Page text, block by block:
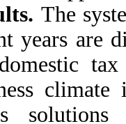
The
years are